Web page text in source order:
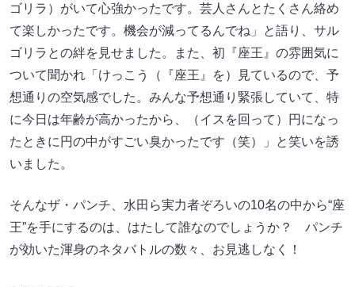
ゴリラ）がいて心強かったです。芸人さんとたくさん絡め
て楽しかったです。機会が減ってるんでね」と語り、サル
ゴリラとの絆を見せました。また、初『座王』の雰囲気に
ついて聞かれ「けっこう（『座王』を）見ているので、予
想通りの空気感でした。みんな予想通り緊張していて、特
に今日は年齢が高かったから、（イスを回って）円になっ
たときに円の中がすごい臭かったです（笑）」と笑いを誘
いました。
そんなザ・パンチ、水田ら実力者ぞろいの10名の中から“座
王”を手にするのは、はたして誰なのでしょうか？ パンチ
が効いた渾身のネタバトルの数々、お見逃しなく！